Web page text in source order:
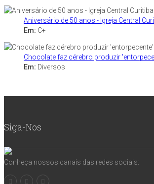
Aniversário de 50 anos - Igreja Central
Em: C+
Chocolate faz cérebro produzir
Em: Diversos
Siga-Nos
Conheça nossos canais das redes sociais: